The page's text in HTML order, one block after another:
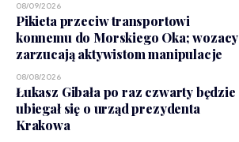
08/09/2026
Pikieta przeciw transportowi
konnemu do Morskiego Oka; wozacy
zarzucają aktywistom manipulacje
08/08/2026
Łukasz Gibała po raz czwarty będzie
ubiegał się o urząd prezydenta
Krakowa